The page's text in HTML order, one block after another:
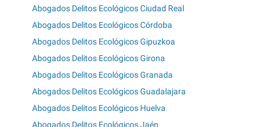
Abogados Delitos Ecológicos Ciudad Real
Abogados Delitos Ecológicos Córdoba
Abogados Delitos Ecológicos Gipuzkoa
Abogados Delitos Ecológicos Girona
Abogados Delitos Ecológicos Granada
Abogados Delitos Ecológicos Guadalajara
Abogados Delitos Ecológicos Huelva
Abogados Delitos Ecológicos Jaén